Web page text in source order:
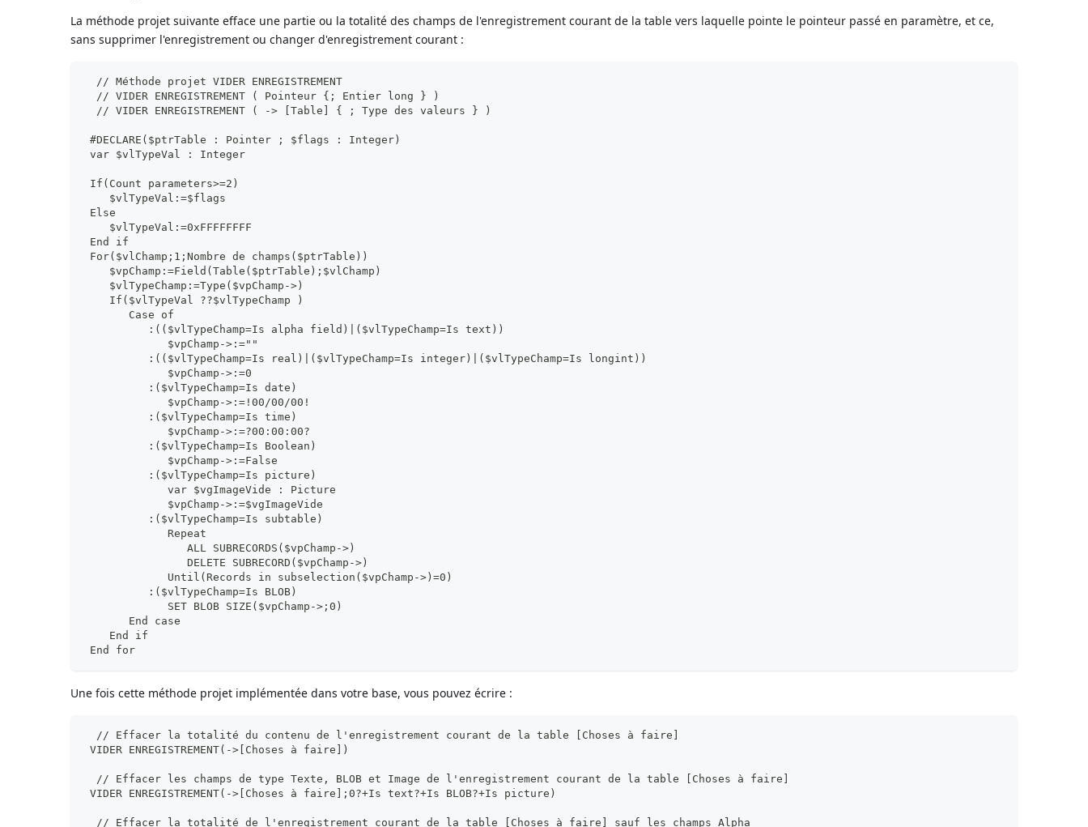
La méthode projet suivante efface une partie ou la totalité des champs de l'enregistrement courant de la table vers laquelle pointe le pointeur passé en paramètre, et ce,
sans supprimer l'enregistrement ou changer d'enregistrement courant :
// Méthode projet VIDER ENREGISTREMENT
// VIDER ENREGISTREMENT ( Pointeur {; Entier long } )
// VIDER ENREGISTREMENT ( -> [Table] { ; Type des valeurs } )
#DECLARE($ptrTable : Pointer ; $flags : Integer)
var $vlTypeVal : Integer
If(Count parameters>=2)
$vlTypeVal:=$flags
Else
$vlTypeVal:=0xFFFFFFFF
End if
For($vlChamp;1;Nombre de champs($ptrTable))
$vpChamp:=Field(Table($ptrTable);$vlChamp)
$vlTypeChamp:=Type($vpChamp->)
If($vlTypeVal ??$vlTypeChamp )
Case of
:(($vlTypeChamp=Is alpha field)|($vlTypeChamp=Is text))
$vpChamp->:=""
:(($vlTypeChamp=Is real)|($vlTypeChamp=Is integer)|($vlTypeChamp=Is longint))
$vpChamp->:=0
:($vlTypeChamp=Is date)
$vpChamp->:=!00/00/00!
:($vlTypeChamp=Is time)
$vpChamp->:=?00:00:00?
:($vlTypeChamp=Is Boolean)
$vpChamp->:=False
:($vlTypeChamp=Is picture)
var $vgImageVide : Picture
$vpChamp->:=$vgImageVide
:($vlTypeChamp=Is subtable)
Repeat
ALL SUBRECORDS($vpChamp->)
DELETE SUBRECORD($vpChamp->)
Until(Records in subselection($vpChamp->)=0)
:($vlTypeChamp=Is BLOB)
SET BLOB SIZE($vpChamp->;0)
End case
End if
End for
Une fois cette méthode projet implémentée dans votre base, vous pouvez écrire :
// Effacer la totalité du contenu de l'enregistrement courant de la table [Choses à faire]
VIDER ENREGISTREMENT(->[Choses à faire])
// Effacer les champs de type Texte, BLOB et Image de l'enregistrement courant de la table [Choses à faire]
VIDER ENREGISTREMENT(->[Choses à faire];0?+Is text?+Is BLOB?+Is picture)
// Effacer la totalité de l'enregistrement courant de la table [Choses à faire] sauf les champs Alpha